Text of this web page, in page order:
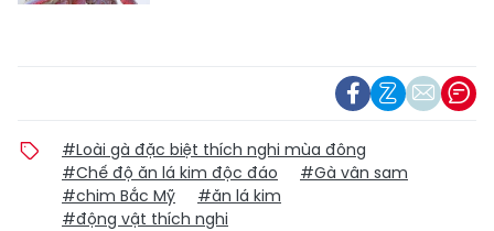
#Loài gà đặc biệt thích nghi mùa đông
#Chế độ ăn lá kim độc đáo
#Gà vân sam
#chim Bắc Mỹ
#ăn lá kim
#động vật thích nghi